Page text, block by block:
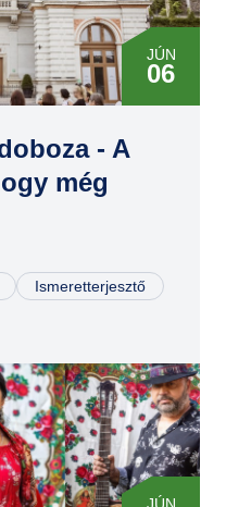
JÚN
06
JÚN
07
- A
még
Ismeretterjesztő